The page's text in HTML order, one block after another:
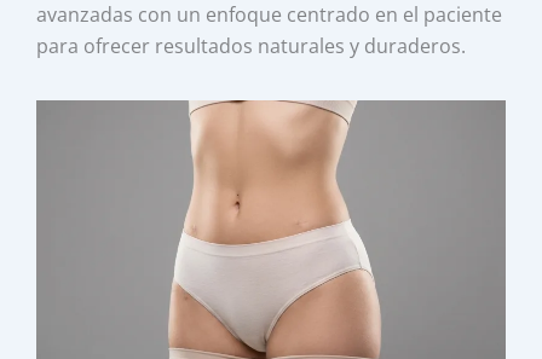
avanzadas con un enfoque centrado en el paciente
para ofrecer resultados naturales y duraderos.